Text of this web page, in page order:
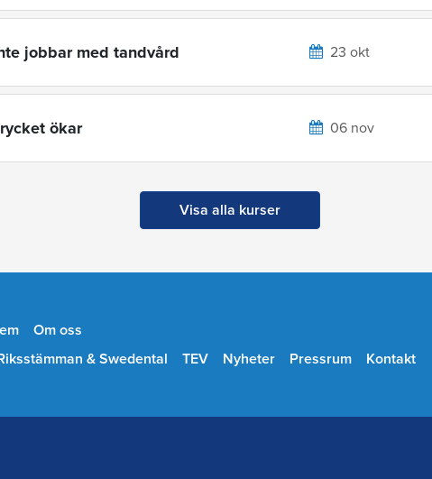
jobbar med tandvård 23 okt
ökar 06 nov
Visa alla kurser
Om oss
& Swedental TEV Nyheter Pressrum Kontakt